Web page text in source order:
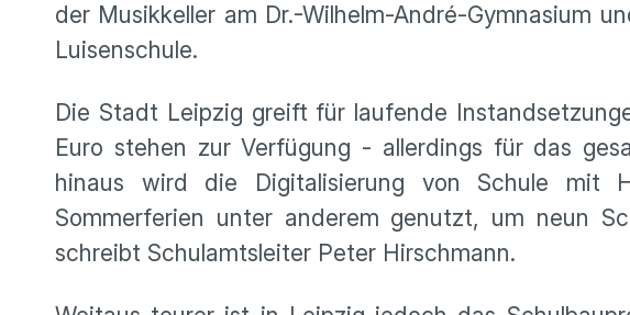
der Musikkeller am Dr.-Wilhelm-André-Gymnasium
Luisenschule.
Die Stadt Leipzig greift für laufende
Euro stehen zur Verfügung - allerdings für das
hinaus wird die Digitalisierung von Schule mit
Sommerferien unter anderem genutzt, um neun
schreibt Schulamtsleiter Peter Hirschmann.